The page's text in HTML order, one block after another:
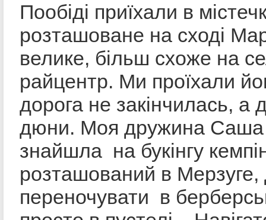
Пообіді приїхали в
розташоване на сході
велике, більш схоже на
райцентр. Ми проїхали
дорога не закінчилась, а
дюни. Моя дружина Саша
знайшла на букінгу
розташований в
переночувати в